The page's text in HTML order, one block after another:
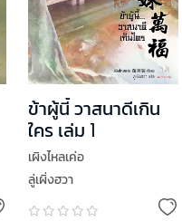
ข้าผู้นี้ วาสนาดีเกิน
ใคร เล่ม 1
เผิงไหลเค่อ
ลู่เผิ่งฮวา